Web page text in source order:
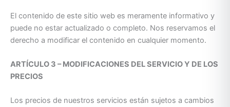
El contenido de este sitio web es meramente informativo y
puede no estar actualizado o completo. Nos reservamos el
derecho a modificar el contenido en cualquier momento.
ARTÍCULO 3 – MODIFICACIONES DEL SERVICIO Y DE LOS
PRECIOS
Los precios de nuestros servicios están sujetos a cambios